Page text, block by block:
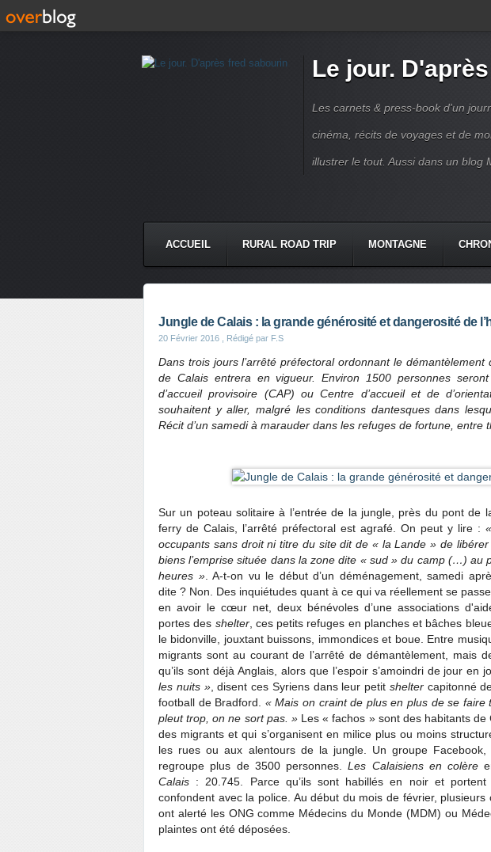
Le jour.
Les carnets & press-book d'un
cinéma, récits de voyages et de
illustrer le tout. Aussi dans un blog
ACCUEIL RURAL ROAD TRIP MONTAGNE
Jungle de Calais : la grande générosité et dangerosité de
20 Février 2016 , Rédigé par F.S
Dans trois jours l’arrêté préfectoral ordonnant le
de Calais entrera en vigueur. Environ 1500 personnes
d’accueil provisoire (CAP) ou Centre d’accueil et de
souhaitent y aller, malgré les conditions dantesques dans
Récit d’un samedi à marauder dans les refuges de fortune, entre
Sur un poteau solitaire à l’entrée de la jungle, près du pont de
ferry de Calais, l’arrêté préfectoral est agrafé. On peut y lire :
occupants sans droit ni titre du site dit de « la Lande » de
biens l’emprise située dans la zone dite « sud » du camp (…) au
heures ». A-t-on vu le début d’un déménagement, samedi
dite ? Non. Des inquiétudes quant à ce qui va réellement se
en avoir le cœur net, deux bénévoles d’une associations
portes des shelter, ces petits refuges en planches et bâches
le bidonville, jouxtant buissons, immondices et boue. Entre
migrants sont au courant de l’arrêté de démantèlement, mais
qu’ils sont déjà Anglais, alors que l’espoir s’amoindri de jour en
les nuits », disent ces Syriens dans leur petit shelter capitonné
football de Bradford. « Mais on craint de plus en plus de se
pleut trop, on ne sort pas. » Les « fachos » sont des habitants
des migrants et qui s’organisent en milice plus ou moins
les rues ou aux alentours de la jungle. Un groupe
regroupe plus de 3500 personnes.Les Calaisiens en colère
Calais : 20.745. Parce qu’ils sont habillés en noir et
confondent avec la police. Au début du mois de février,
ont alerté les ONG comme Médecins du Monde (MDM) ou
plaintes ont été déposées.